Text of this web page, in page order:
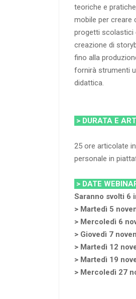
teoriche e
mobile per creare
progetti scolastici
creazione di
fino alla
fornirà strumenti
didattica.
> DURATA E
25 ore articolate
personale in
> DATE
Saranno svolti 6
> Martedì 5
> Mercoledì 6
> Giovedì 7
> Martedì 12
> Martedì 19
> Mercoledì 27